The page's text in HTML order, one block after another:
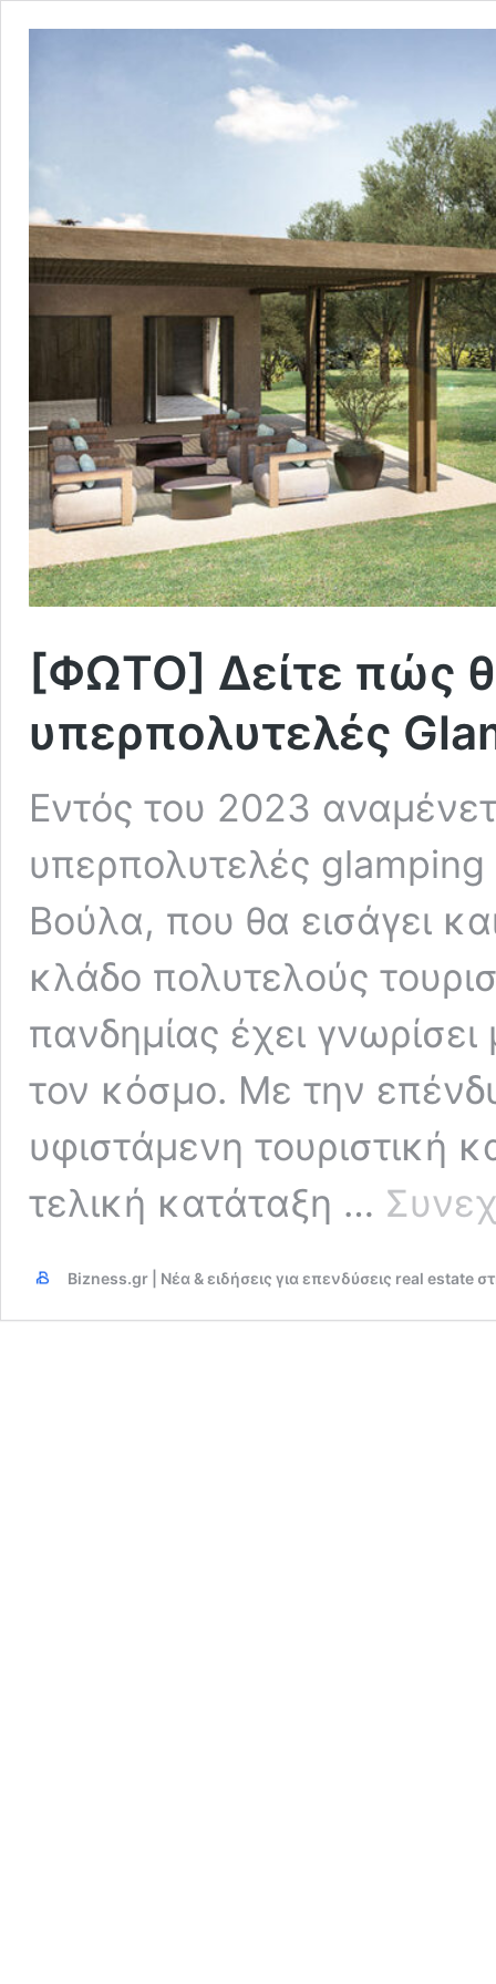
[ΦΩΤΟ] Δείτε πώς
υπερπολυτελές
Εντός του 2023
υπερπολυτελές
Βούλα, που θα εισάγει
κλάδο πολυτελούς
πανδημίας έχει
τον κόσμο. Με την
υφιστάμενη τουριστική
τελική κατάταξη …
Bizness.gr | Νέα & ειδήσεις για επενδύσεις real estate